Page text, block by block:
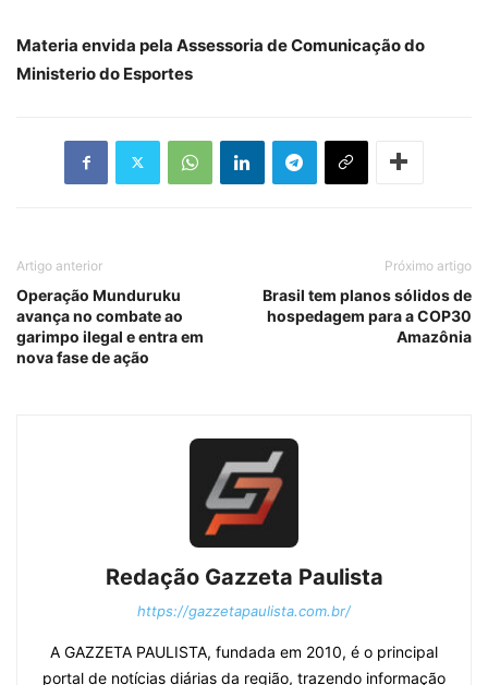
Materia envida pela Assessoria de Comunicação do
Ministerio do Esportes
Artigo anterior
Operação Munduruku
avança no combate ao
garimpo ilegal e entra em
nova fase de ação
Próximo artigo
Brasil tem planos sólidos de
hospedagem para a COP30
Amazônia
Redação Gazzeta Paulista
https://gazzetapaulista.com.br/
A GAZZETA PAULISTA, fundada em 2010, é o principal
portal de notícias diárias da região, trazendo informação